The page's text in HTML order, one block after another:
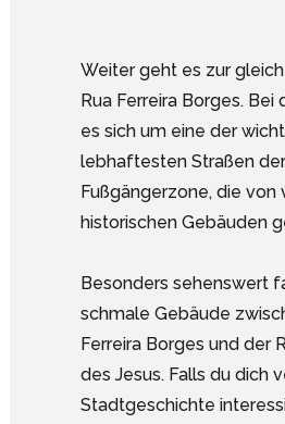
Weiter geht es zur
Rua Ferreira Borges. Bei
es sich um eine der
lebhaftesten Straßen der
Fußgängerzone, die von
historischen Gebäuden
Besonders sehenswert
schmale Gebäude
Ferreira Borges und der
des Jesus. Falls du dich
Stadtgeschichte